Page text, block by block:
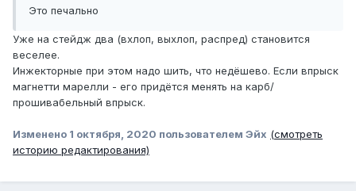
Это печально
Уже на стейдж два (вхлоп, выхлоп, распред) становится
веселее.
Инжекторные при этом надо шить, что недёшево. Если впрыск
магнетти марелли - его придётся менять на карб/
прошивабельный впрыск.
Изменено 1 октября, 2020 пользователем Эйх (смотреть
историю редактирования)